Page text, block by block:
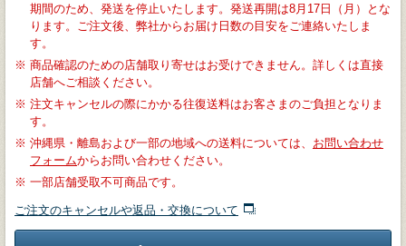
期間のため、発送を停止いたします。発送再開は8月17日（月）とな
ります。ご注文後、弊社からお届け日数の目安をご連絡いたしま
す。
※ 商品確認のための店舗取り寄せはお受けできません。詳しくは直接
店舗へご相談ください。
※ 注文キャンセルの際にかかる往復送料はお客さまのご負担となりま
す。
※ 沖縄県・離島および一部の地域への送料については、 お問い合わせ
フォームからお問い合わせください。
※ 一部店舗受取不可商品です。
ご注文のキャンセルや返品・交換について